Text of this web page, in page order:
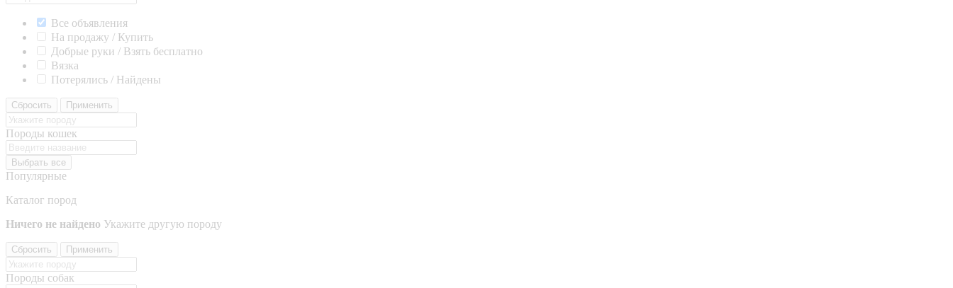
Все объявления
На продажу / Купить
Добрые руки / Взять бесплатно
Вязка
Потерялись / Найдены
Сбросить Применить
Породы кошек
Выбрать все
Популярные
Каталог пород
Ничего не найдено Укажите другую породу
Сбросить Применить
Породы собак